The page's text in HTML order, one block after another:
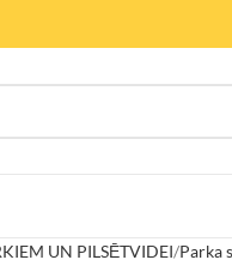
UN PILSĒTVIDEI Parka